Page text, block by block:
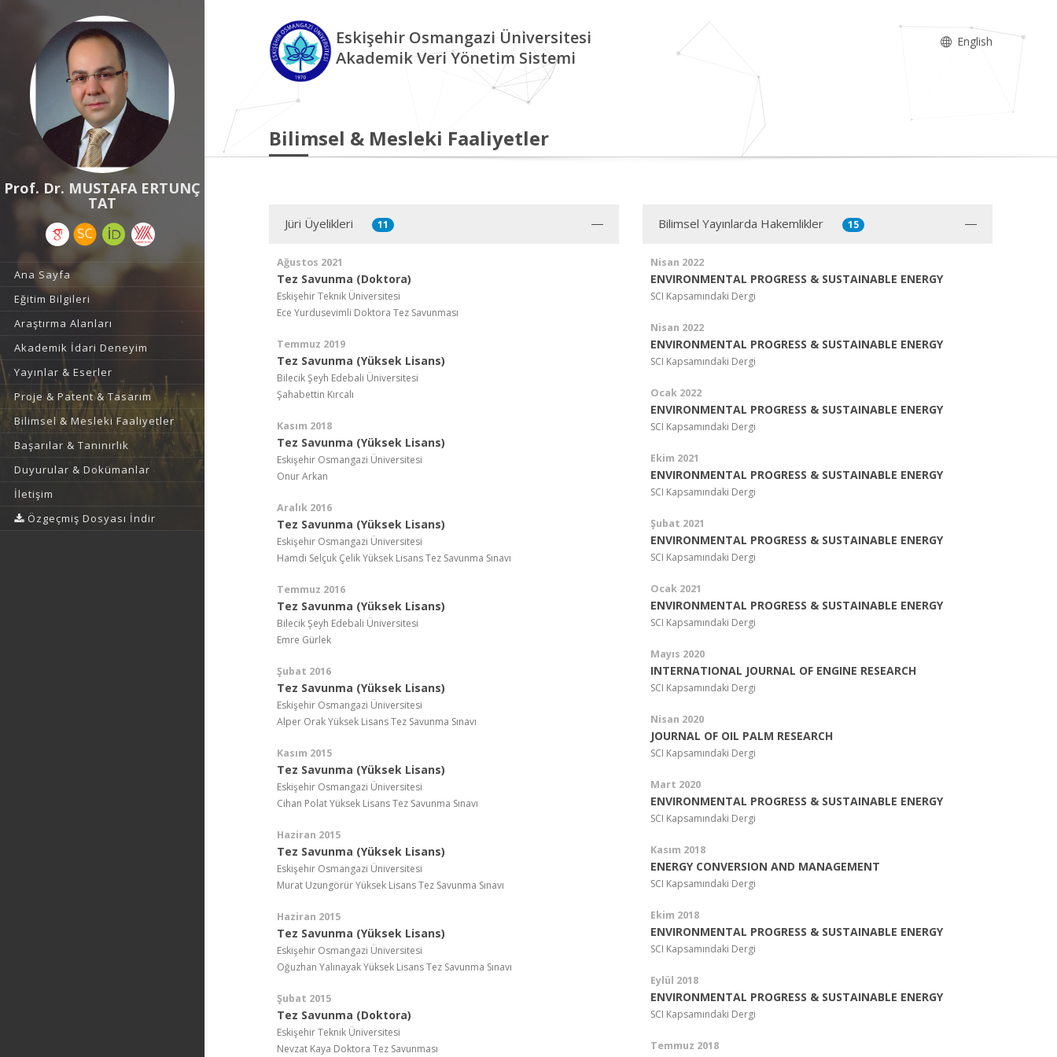
Prof. Dr. MUSTAFA ERTUNÇ
TAT
Ana Sayfa
Eğitim Bilgileri
Araştırma Alanları
Akademik İdari Deneyim
Yayınlar & Eserler
Proje & Patent & Tasarım
Bilimsel & Mesleki Faaliyetler
Başarılar & Tanınırlık
Duyurular & Dokümanlar
İletişim
Özgeçmiş Dosyası İndir
Eskişehir Osmangazi Üniversitesi
Akademik Veri Yönetim Sistemi
English
Bilimsel & Mesleki Faaliyetler
Jüri Üyelikleri 11
Ağustos 2021
Tez Savunma (Doktora)
Eskişehir Teknik Üniversitesi
Ece Yurdusevimli Doktora Tez Savunması
Temmuz 2019
Tez Savunma (Yüksek Lisans)
Bilecik Şeyh Edebali Üniversitesi
Şahabettin Kırcalı
Kasım 2018
Tez Savunma (Yüksek Lisans)
Eskişehir Osmangazi Üniversitesi
Onur Arkan
Aralık 2016
Tez Savunma (Yüksek Lisans)
Eskişehir Osmangazi Üniversitesi
Hamdi Selçuk Çelik Yüksek Lisans Tez Savunma Sınavı
Temmuz 2016
Tez Savunma (Yüksek Lisans)
Bilecik Şeyh Edebali Üniversitesi
Emre Gürlek
Şubat 2016
Tez Savunma (Yüksek Lisans)
Eskişehir Osmangazi Üniversitesi
Alper Orak Yüksek Lisans Tez Savunma Sınavı
Kasım 2015
Tez Savunma (Yüksek Lisans)
Eskişehir Osmangazi Üniversitesi
Cihan Polat Yüksek Lisans Tez Savunma Sınavı
Haziran 2015
Tez Savunma (Yüksek Lisans)
Eskişehir Osmangazi Üniversitesi
Murat Uzungörür Yüksek Lisans Tez Savunma Sınavı
Haziran 2015
Tez Savunma (Yüksek Lisans)
Eskişehir Osmangazi Üniversitesi
Oğuzhan Yalınayak Yüksek Lisans Tez Savunma Sınavı
Şubat 2015
Tez Savunma (Doktora)
Eskişehir Teknik Üniversitesi
Nevzat Kaya Doktora Tez Savunması
Bilimsel Yayınlarda Hakemlikler 15
Nisan 2022
ENVIRONMENTAL PROGRESS & SUSTAINABLE ENERGY
SCI Kapsamındaki Dergi
Nisan 2022
ENVIRONMENTAL PROGRESS & SUSTAINABLE ENERGY
SCI Kapsamındaki Dergi
Ocak 2022
ENVIRONMENTAL PROGRESS & SUSTAINABLE ENERGY
SCI Kapsamındaki Dergi
Ekim 2021
ENVIRONMENTAL PROGRESS & SUSTAINABLE ENERGY
SCI Kapsamındaki Dergi
Şubat 2021
ENVIRONMENTAL PROGRESS & SUSTAINABLE ENERGY
SCI Kapsamındaki Dergi
Ocak 2021
ENVIRONMENTAL PROGRESS & SUSTAINABLE ENERGY
SCI Kapsamındaki Dergi
Mayıs 2020
INTERNATIONAL JOURNAL OF ENGINE RESEARCH
SCI Kapsamındaki Dergi
Nisan 2020
JOURNAL OF OIL PALM RESEARCH
SCI Kapsamındaki Dergi
Mart 2020
ENVIRONMENTAL PROGRESS & SUSTAINABLE ENERGY
SCI Kapsamındaki Dergi
Kasım 2018
ENERGY CONVERSION AND MANAGEMENT
SCI Kapsamındaki Dergi
Ekim 2018
ENVIRONMENTAL PROGRESS & SUSTAINABLE ENERGY
SCI Kapsamındaki Dergi
Eylül 2018
ENVIRONMENTAL PROGRESS & SUSTAINABLE ENERGY
SCI Kapsamındaki Dergi
Temmuz 2018